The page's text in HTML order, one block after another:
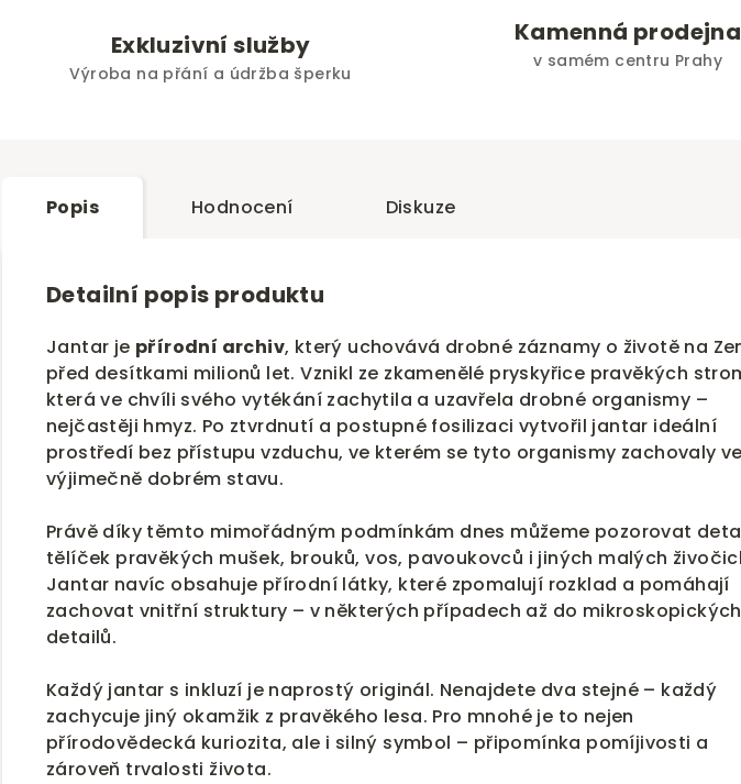
Exkluzivní služby
Výroba na přání a údržba šperku
Kamenná prodejna
v samém centru Prahy
Popis Hodnocení Diskuze
Detailní popis produktu
Jantar je přírodní archiv, který uchovává drobné záznamy o životě na
před desítkami milionů let. Vznikl ze zkamenělé pryskyřice pravěkých
která ve chvíli svého vytékání zachytila a uzavřela drobné organismy –
nejčastěji hmyz. Po ztvrdnutí a postupné fosilizaci vytvořil jantar ideální
prostředí bez přístupu vzduchu, ve kterém se tyto organismy zachovaly
výjimečně dobrém stavu.
Právě díky těmto mimořádným podmínkám dnes můžeme pozorovat
tělíček pravěkých mušek, brouků, vos, pavoukovců i jiných malých
Jantar navíc obsahuje přírodní látky, které zpomalují rozklad a pomáhají
zachovat vnitřní struktury – v některých případech až do mikroskopických
detailů.
Každý jantar s inkluzí je naprostý originál. Nenajdete dva stejné – každý
zachycuje jiný okamžik z pravěkého lesa. Pro mnohé je to nejen
přírodovědecká kuriozita, ale i silný symbol – připomínka pomíjivosti a
zároveň trvalosti života.